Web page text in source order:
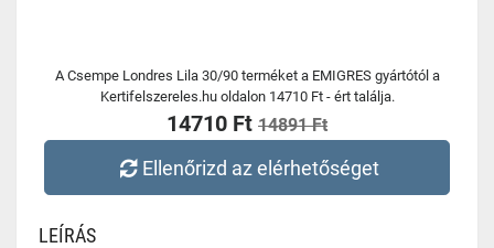
A Csempe Londres Lila 30/90 terméket a EMIGRES gyártótól a
Kertifelszereles.hu oldalon 14710 Ft - ért találja.
14710 Ft 14891 Ft
Ellenőrizd az elérhetőséget
LEÍRÁS